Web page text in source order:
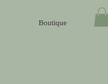
Boutique